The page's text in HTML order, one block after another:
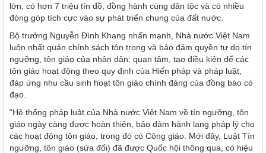
lớn, có hơn 7 triệu tín đồ, đồng hành cùng dân tộc và có nhiều
đóng góp tích cực vào sự phát triển chung của đất nước.
Bộ trưởng Nguyễn Đình Khang nhấn mạnh, Nhà nước Việt Nam
luôn nhất quán chính sách tôn trọng và bảo đảm quyền tự do tín
ngưỡng, tôn giáo của nhân dân; quan tâm, tạo điều kiện để các
tôn giáo hoạt động theo quy định của Hiến pháp và pháp luật,
đáp ứng nhu cầu sinh hoạt tôn giáo chính đáng của đồng bào có
đạo.
“Hệ thống pháp luật của Nhà nước Việt Nam về tín ngưỡng, tôn
giáo ngày càng được hoàn thiện, bảo đảm hành lang pháp lý cho
các hoạt động tôn giáo, trong đó có Công giáo. Mới đây, Luật Tín
ngưỡng, tôn giáo (sửa đổi) đã được Quốc hội thông qua, có hiệu